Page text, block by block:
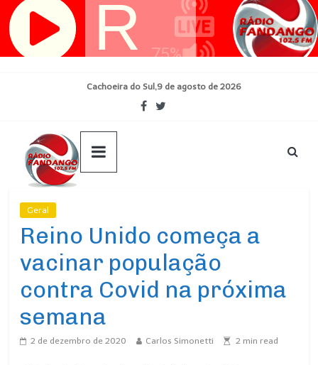
Pular
para
Cachoeira do Sul,9 de agosto de 2026
Geral
Reino Unido começa a
vacinar população
contra Covid na próxima
semana
2 de dezembro de 2020 Carlos Simonetti 2 min read